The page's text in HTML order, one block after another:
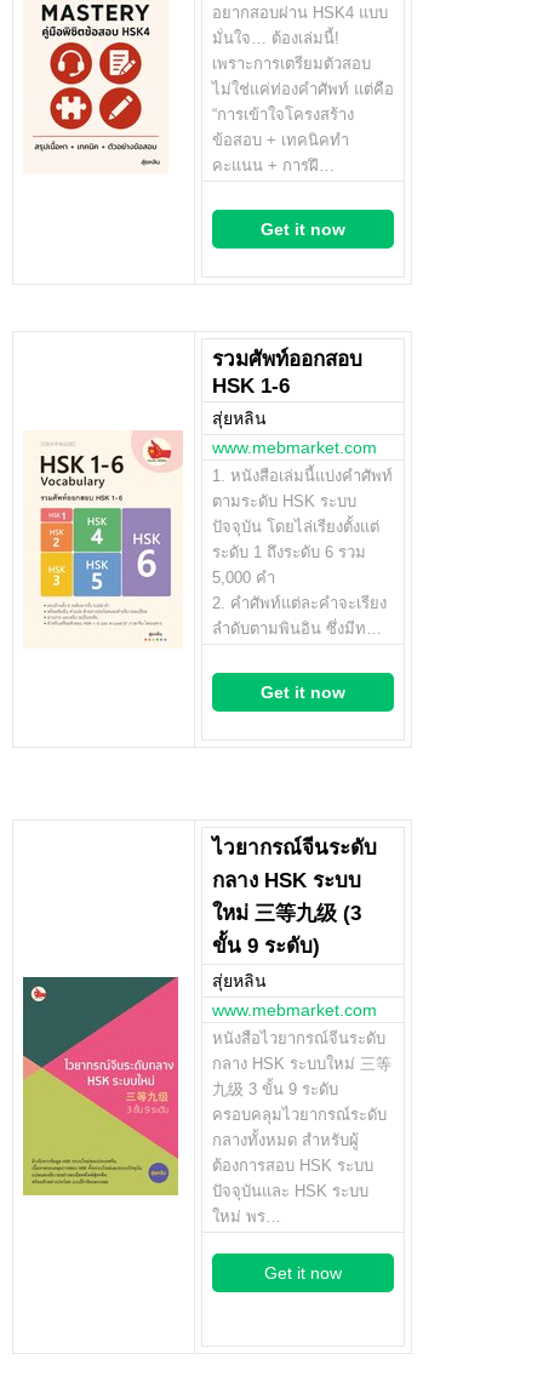
อยากสอบผ่าน HSK4 แบบ
มั่นใจ… ต้องเล่มนี้!
เพราะการเตรียมตัวสอบ
ไม่ใช่แค่ท่องคำศัพท์ แต่คือ
“การเข้าใจโครงสร้าง
ข้อสอบ + เทคนิคทำ
คะแนน + การฝึ…
Get it now
รวมศัพท์ออกสอบ
HSK 1-6
สุ่ยหลิน
www.mebmarket.com
1. หนังสือเล่มนี้แบ่งคำศัพท์
ตามระดับ HSK ระบบ
ปัจจุบัน โดยไล่เรียงตั้งแต่
ระดับ 1 ถึงระดับ 6 รวม
5,000 คำ
2. คำศัพท์แต่ละคำจะเรียง
ลำดับตามพินอิน ซึ่งมีท…
Get it now
ไวยากรณ์จีนระดับ
กลาง HSK ระบบ
ใหม่ 三等九级 (3
ขั้น 9 ระดับ)
สุ่ยหลิน
www.mebmarket.com
หนังสือไวยากรณ์จีนระดับ
กลาง HSK ระบบใหม่ 三等
九级 3 ขั้น 9 ระดับ
ครอบคลุมไวยากรณ์ระดับ
กลางทั้งหมด สำหรับผู้
ต้องการสอบ HSK ระบบ
ปัจจุบันและ HSK ระบบ
ใหม่ พร…
Get it now